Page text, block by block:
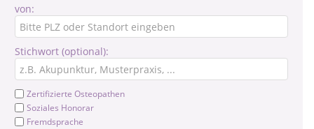
von:
Stichwort (optional):
Zertifizierte Osteopathen
Soziales Honorar
Fremdsprache